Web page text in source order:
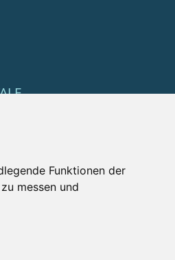
Funktionen der
messen und